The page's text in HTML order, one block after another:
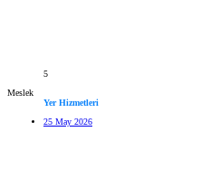
5
Meslek
Yer Hizmetleri
25 May 2026